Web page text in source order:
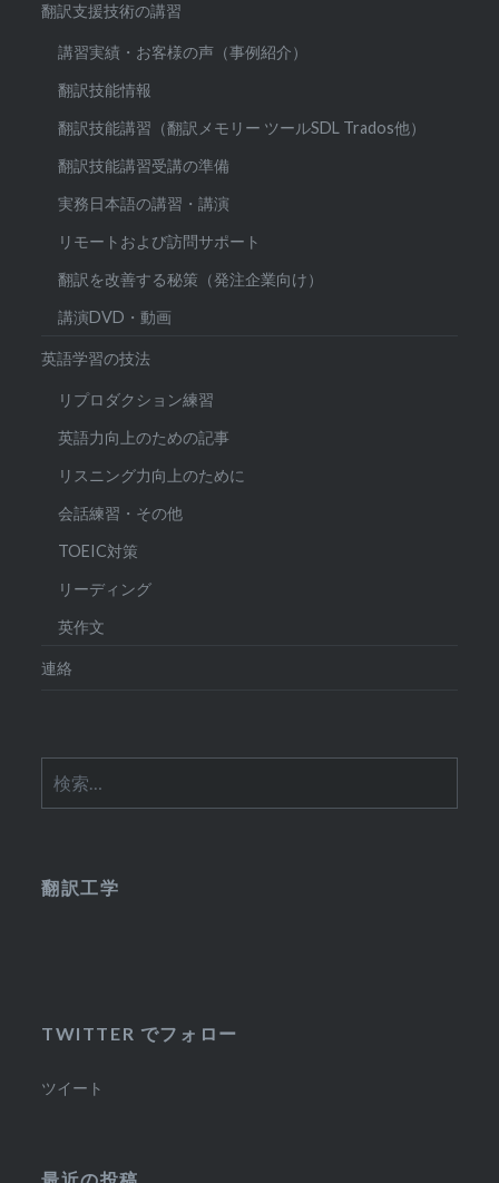
翻訳支援技術の講習
講習実績・お客様の声（事例紹介）
翻訳技能情報
翻訳技能講習（翻訳メモリー ツールSDL Trados他）
翻訳技能講習受講の準備
実務日本語の講習・講演
リモートおよび訪問サポート
翻訳を改善する秘策（発注企業向け）
講演DVD・動画
英語学習の技法
リプロダクション練習
英語力向上のための記事
リスニング力向上のために
会話練習・その他
TOEIC対策
リーディング
英作文
連絡
索:
翻訳工学
TWITTER でフォロー
ツイート